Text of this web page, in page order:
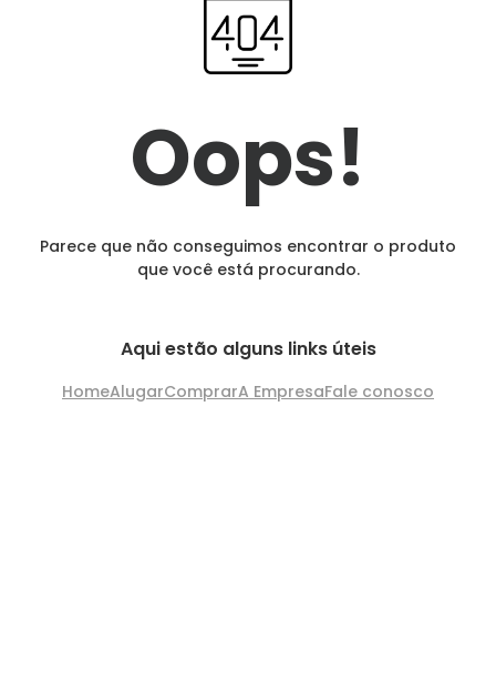
Oops!
Parece que não conseguimos encontrar o produto
que você está procurando.
Aqui estão alguns links úteis
HomeAlugarComprarA EmpresaFale conosco